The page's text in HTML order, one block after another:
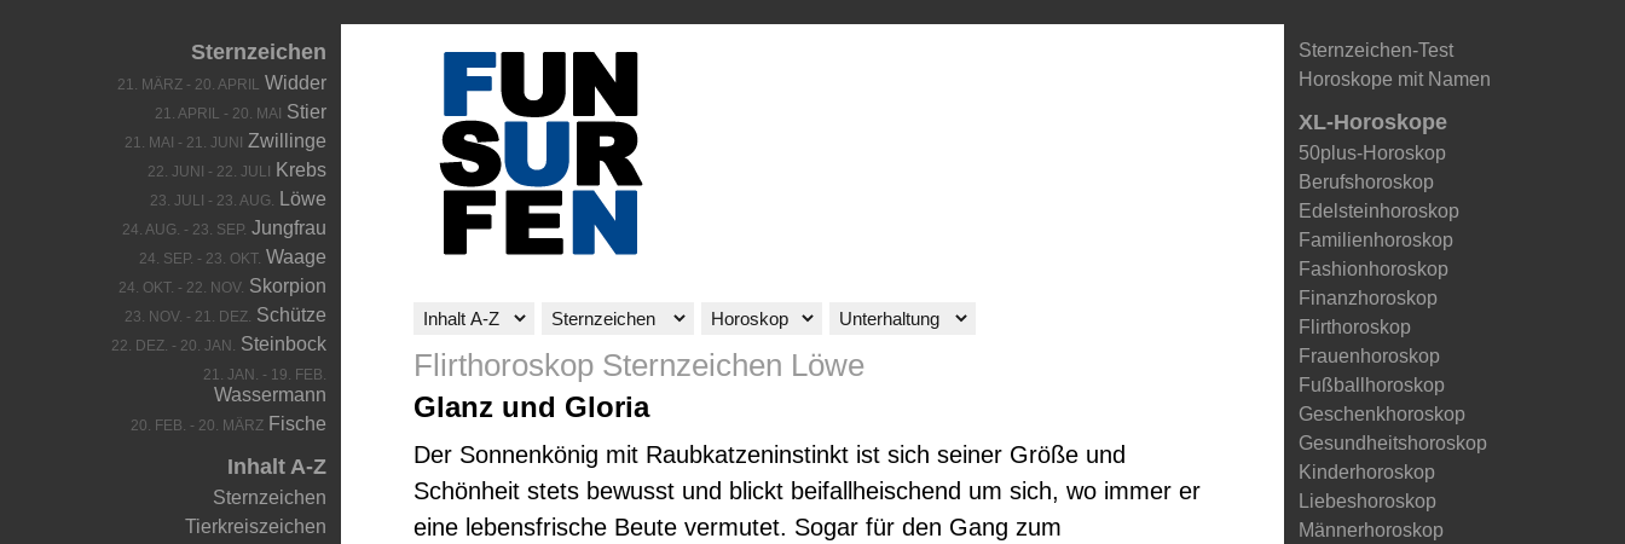
Sternzeichen
21. MÄRZ - 20. APRIL Widder
21. APRIL - 20. MAI Stier
21. MAI - 21. JUNI Zwillinge
22. JUNI - 22. JULI Krebs
23. JULI - 23. AUG. Löwe
24. AUG. - 23. SEP. Jungfrau
24. SEP. - 23. OKT. Waage
24. OKT. - 22. NOV. Skorpion
23. NOV. - 21. DEZ. Schütze
22. DEZ. - 20. JAN. Steinbock
21. JAN. - 19. FEB.
Wassermann
20. FEB. - 20. MÄRZ Fische
Inhalt A-Z
Sternzeichen
Tierkreiszeichen
Sternzeichen-Test
Horoskope mit Namen
XL-Horoskope
50plus-Horoskop
Berufshoroskop
Edelsteinhoroskop
Familienhoroskop
Fashionhoroskop
Finanzhoroskop
Flirthoroskop
Frauenhoroskop
Fußballhoroskop
Geschenkhoroskop
Gesundheitshoroskop
Kinderhoroskop
Liebeshoroskop
Männerhoroskop
Flirthoroskop Sternzeichen Löwe
Glanz und Gloria
Der Sonnenkönig mit Raubkatzeninstinkt ist sich seiner Größe und
Schönheit stets bewusst und blickt beifallheischend um sich, wo immer er
eine lebensfrische Beute vermutet. Sogar für den Gang zum